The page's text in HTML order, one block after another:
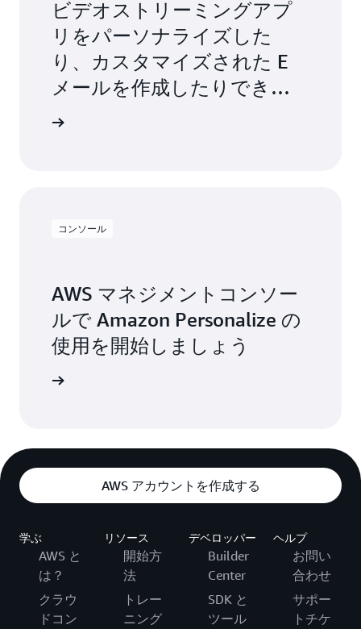
ビデオストリーミングアプ
リをパーソナライズした
り、カスタマイズされた E
メールを作成したりできま
す
コンソール
AWS マネジメントコンソー
ルで Amazon Personalize の
使用を開始しましょう
AWS アカウントを作成する
学ぶ
AWS と
は？
クラウ
ドコン
リソース
開始方
法
トレー
ニング
デベロッパー
Builder
Center
SDK と
ツール
ヘルプ
お問い
合わせ
サポー
トチケ